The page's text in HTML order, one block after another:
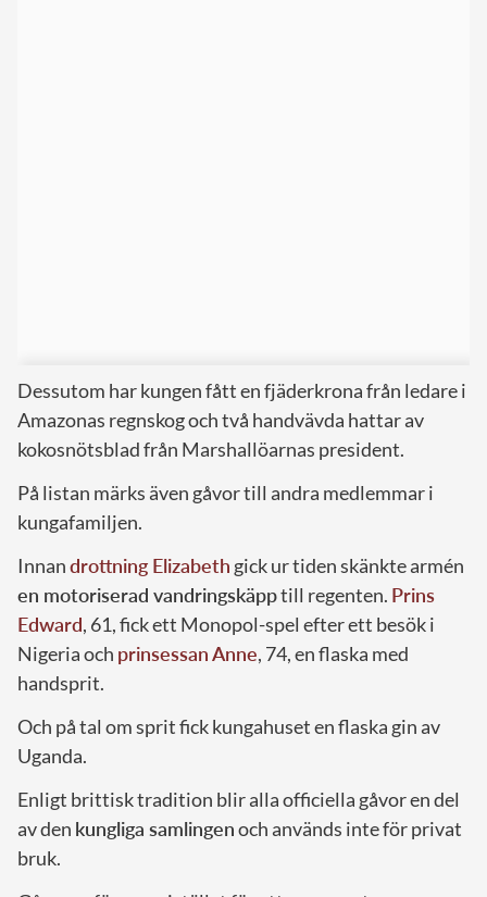
Dessutom har kungen fått en fjäderkrona från ledare i
Amazonas regnskog och två handvävda hattar av
kokosnötsblad från Marshallöarnas president.
På listan märks även gåvor till andra medlemmar i
kungafamiljen.
Innandrottning Elizabeth gick ur tiden skänkte armén
en motoriserad vandringskäpptill regenten. Prins
Edward, 61, fick ett Monopol-spel efter ett besök i
Nigeria och prinsessan Anne, 74, en flaska med
handsprit.
Och på tal om sprit fick kungahuset en flaska gin av
Uganda.
Enligt brittisk tradition blir alla officiella gåvor en del
av den kungliga samlingenoch används inte för privat
bruk.